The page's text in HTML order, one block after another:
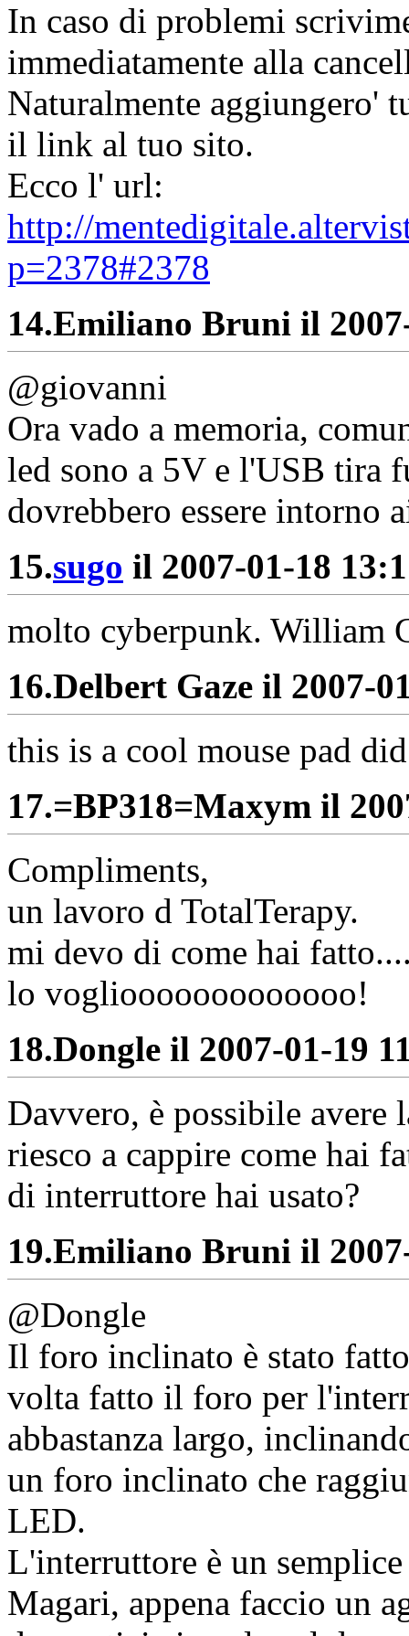
In caso di problemi
immediatamente alla
Naturalmente aggiungero'
il link al tuo sito.
Ecco l' url:
http://
p=2378#2378
14.Emiliano Bruni il
@giovanni
Ora vado a memoria,
led sono a 5V e l'USB tira
dovrebbero essere intorno
15.sugo il 2007-01-18
molto cyberpunk. William
16.Delbert Gaze il 2007-
this is a cool mouse pad
17.=BP318=Maxym il
Compliments,
un lavoro d TotalTerapy.
mi devo di come hai
lo vogliooooooooooooo!
18.Dongle il 2007-01-19
Davvero, è possibile avere
riesco a cappire come hai
di interruttore hai usato?
19.Emiliano Bruni il
@Dongle
Il foro inclinato è stato
volta fatto il foro per
abbastanza largo,
un foro inclinato che
LED.
L'interruttore è un
Magari, appena faccio un